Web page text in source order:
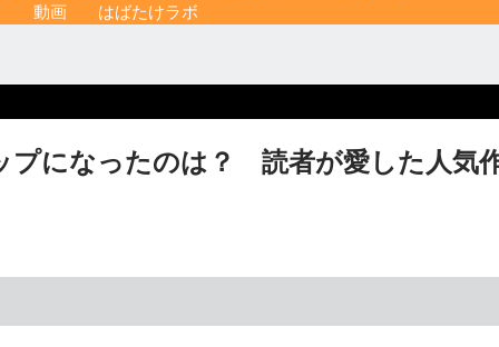
動画 はばたけラボ
プになったのは？ 読者が愛した人気